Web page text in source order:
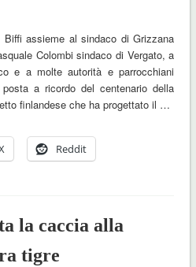
Biffi assieme al sindaco di Grizzana
Colombi sindaco di Vergato, a
e a molte autorità e parrocchiani
a ricordo del centenario della
finlandese che ha progettato il …
Reddit
la caccia alla
tigre